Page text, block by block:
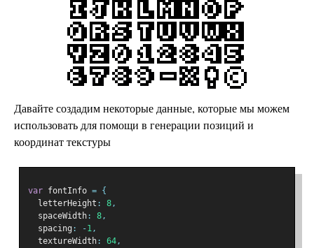
Давайте создадим некоторые данные, которые мы можем
использовать для помощи в генерации позиций и
координат текстуры
var fontInfo = {
  letterHeight
: 8,
  spaceWidth
: 8,
  spacing
: -1,
  textureWidth
: 64,